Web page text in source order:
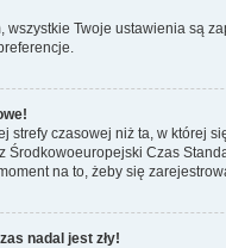
Twoje ustawienia są
strefy czasowej niż ta, w której
Środkowoeuropejski Czas
na to, żeby się
nadal jest zły!